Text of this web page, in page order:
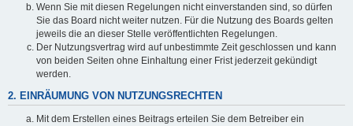
Wenn Sie mit diesen Regelungen nicht einverstanden sind, so dürfen
Sie das Board nicht weiter nutzen. Für die Nutzung des Boards gelten
jeweils die an dieser Stelle veröffentlichten Regelungen.
Der Nutzungsvertrag wird auf unbestimmte Zeit geschlossen und kann
von beiden Seiten ohne Einhaltung einer Frist jederzeit gekündigt
werden.
2. EINRÄUMUNG VON NUTZUNGSRECHTEN
Mit dem Erstellen eines Beitrags erteilen Sie dem Betreiber ein